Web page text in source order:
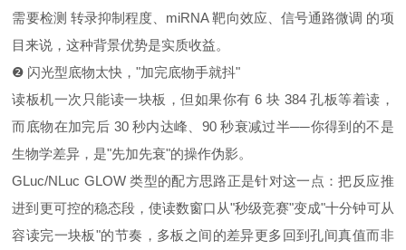
需要检测 转录抑制程度、miRNA 靶向效应、信号通路微调 的项
目来说，这种背景优势是实质收益。
❷ 闪光型底物太快，"加完底物手就抖"
读板机一次只能读一块板，但如果你有 6 块 384 孔板等着读，
而底物在加完后 30 秒内达峰、90 秒衰减过半──你得到的不是
生物学差异，是"先加先衰"的操作伪影。
GLuc/NLuc GLOW 类型的配方思路正是针对这一点：把反应推
进到更可控的稳态段，使读数窗口从"秒级竞赛"变成"十分钟可从
容读完一块板"的节奏，多板之间的差异更多回到孔间真值而非